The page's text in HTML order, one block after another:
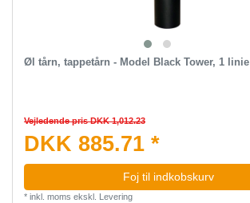
Øl tårn, tappetårn - Model Black Tower, 1 linie
Vejledende pris DKK 1,012.23
DKK 885.71 *
Foj til indkobskurv
* inkl. moms ekskl. Levering